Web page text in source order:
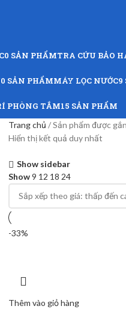
0 SẢN PHẨMTRA CỨU BẢO
0 SẢN PHẨMMÁY LỌC NƯỚC9
PHÒNG TẮM15 SẢN PHẨM
Trang chủ
Sản phẩm được
Hiển thị kết quả duy nhất
Show sidebar
Show9 12 18 24
-33%
Thêm vào giỏ hàng